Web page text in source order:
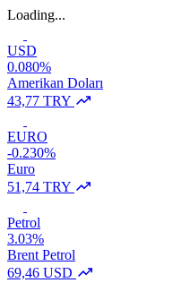
Loading...
USD
0.080%
Amerikan Doları
43,77 TRY
EURO
-0.230%
Euro
51,74 TRY
Petrol
3.03%
Brent Petrol
69,46 USD